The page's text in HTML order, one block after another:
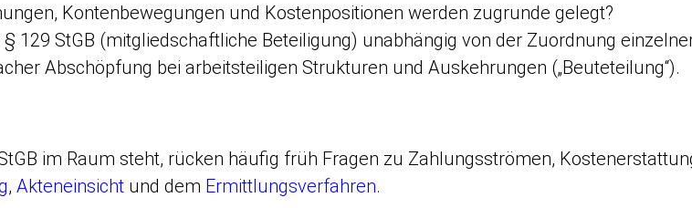
Kontenbewegungen und Kostenpositionen werden zugrunde gelegt?
129 StGB (mitgliedschaftliche Beteiligung) unabhängig von der Zuordnung
Abschöpfung bei arbeitsteiligen Strukturen und Auskehrungen („Beuteteilung“).
im Raum steht, rücken häufig früh Fragen zu Zahlungsströmen,
, Akteneinsicht und dem Ermittlungsverfahren.